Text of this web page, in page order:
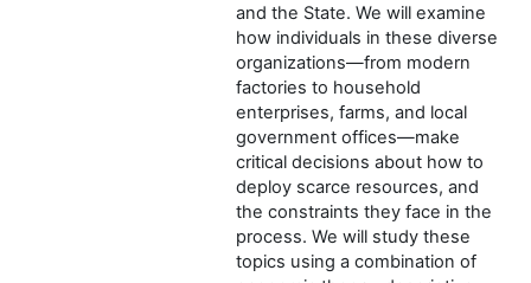
and the State. We will examine
how individuals in these diverse
organizations—from modern
factories to household
enterprises, farms, and local
government offices—make
critical decisions about how to
deploy scarce resources, and
the constraints they face in the
process. We will study these
topics using a combination of